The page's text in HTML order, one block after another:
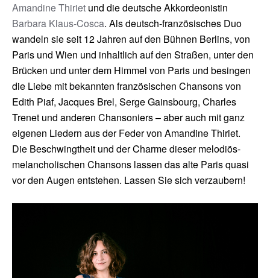
Amandine Thiriet und die deutsche Akkordeonistin
Barbara Klaus-Cosca. Als deutsch-französisches Duo
wandeln sie seit 12 Jahren auf den Bühnen Berlins, von
Paris und Wien und inhaltlich auf den Straßen, unter den
Brücken und unter dem Himmel von Paris und besingen
die Liebe mit bekannten französischen Chansons von
Edith Piaf, Jacques Brel, Serge Gainsbourg, Charles
Trenet und anderen Chansoniers – aber auch mit ganz
eigenen Liedern aus der Feder von Amandine Thiriet.
Die Beschwingtheit und der Charme dieser melodiös-
melancholischen Chansons lassen das alte Paris quasi
vor den Augen entstehen. Lassen Sie sich verzaubern!